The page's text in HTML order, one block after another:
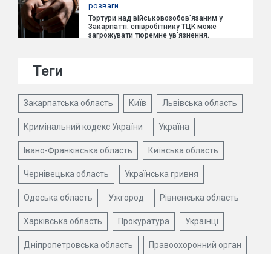
розваги
Тортури над військовозобов'язаним у
Закарпатті: співробітнику ТЦК може
загрожувати тюремне ув'язнення.
Теги
Закарпатська область Київ Львівська область
Кримінальний кодекс України Україна
Івано-Франківська область Київська область
Чернівецька область Українська гривня
Одеська область Ужгород Рівненська область
Харківська область Прокуратура Українці
Дніпропетровська область Правоохоронний орган